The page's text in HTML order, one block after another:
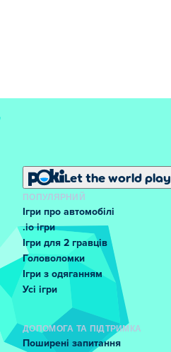
Let the world play
ПОПУЛЯРНИЙ
Ігри про автомобілі
.io ігри
Ігри для 2 гравців
Головоломки
Ігри з одяганням
Усі ігри
ДОПОМОГА ТА ПІДТРИМКА
Поширені запитання